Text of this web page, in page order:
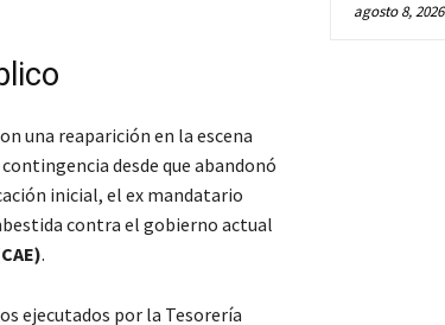
una reaparición en la escena
desde que abandonó
inicial, el ex mandatario
contra el gobierno actual
.
ejecutados por la Tesorería
agosto 8, 2026